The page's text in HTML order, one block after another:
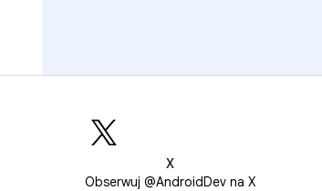
X
Obserwuj @AndroidDev na X